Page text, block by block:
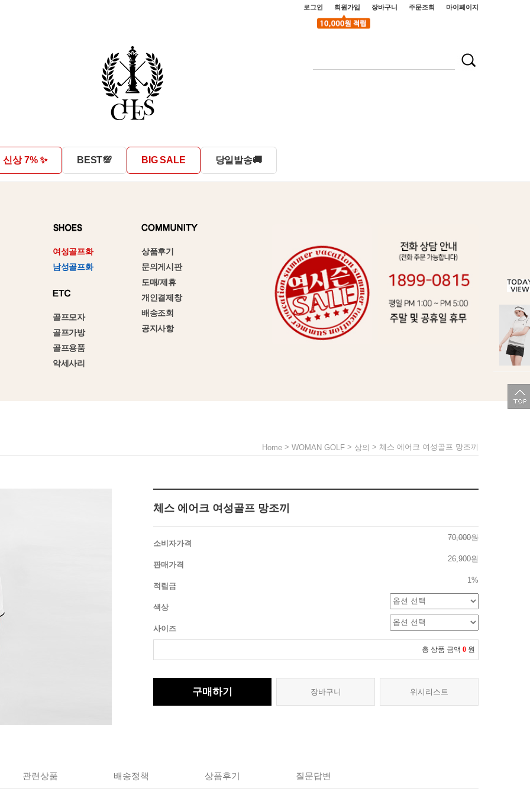
로그인 회원가입 장바구니 주문조회 마이페이지
신상 7% ✨ BEST💯 BIG SALE 당일발송🚚
여성골프화
남성골프화
골프모자
골프가방
골프용품
악세사리
상품후기
문의게시판
도매/제휴
개인결제창
배송조회
공지사항
Home > WOMAN GOLF > 상의 > 체스 에어크 여성골프 망조끼
체스 에어크 여성골프 망조끼
소비자가격
70,000원
판매가격
26,900원
적립금
1%
색상
사이즈
총 상품 금액 0 원
구매하기 장바구니 위시리스트
관련상품 배송정책 상품후기 질문답변